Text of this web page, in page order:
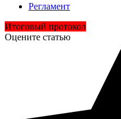
Регламент
Итоговый протокол
Оцените статью